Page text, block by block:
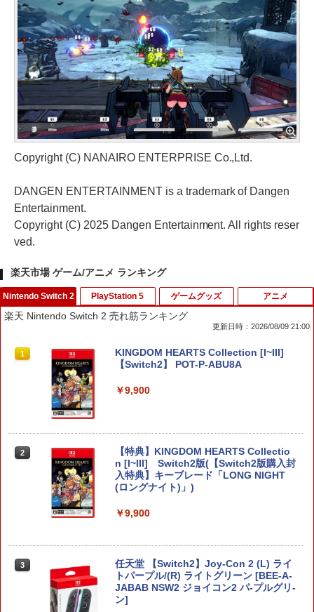
Copyright (C) NANAIRO ENTERPRISE Co.,Ltd.
DANGEN ENTERTAINMENT is a trademark of Dangen
Entertainment.
Copyright (C) 2025 Dangen Entertainment. All rights reser
ved.
楽天市場 ゲーム/アニメ ランキング
Nintendo Switch 2
楽天 Nintendo Switch 2 売れ筋ランキング
更新日時：2026/08/09 21:00
1
KINGDOM HEARTS Collection [I~III]
【Switch2】 POT-P-ABU8A
￥9,900
2
【特典】KINGDOM HEARTS Collectio
n [I~III] Switch2版(【Switch2版購入封
入特典】キーブレード「LONG NIGHT
(ロングナイト)」)
￥9,900
3
任天堂 【Switch2】Joy-Con 2 (L) ライ
トパープル/(R) ライトグリーン [BEE-A-
JABAB NSW2 ジョイコン2 パ-プルグリ-
ン]
PlayStation 5 ゲームグッズ アニメ